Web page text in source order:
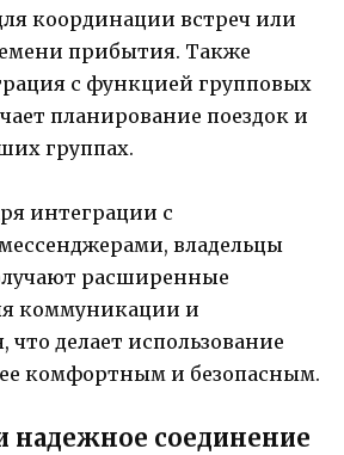
координации встреч или
прибытия. Также
с функцией групповых
планирование поездок и
группах.
интеграции с
владельцы
расширенные
коммуникации и
что делает использование
комфортным и безопасным.
надежное соединение